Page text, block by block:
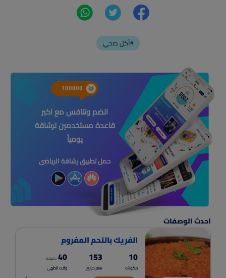
أكل صحي#
100000
انضم وتنافس مع اكبر
قاعدة مستخدمين لرشاقة
يومياً
حمل تطبيق رشاقة الرياضى
احدث الوصفات
الفريك باللحم المفروم
10
مكونات
153
سعر حرارى
40 دقيقة
وقت الطهى